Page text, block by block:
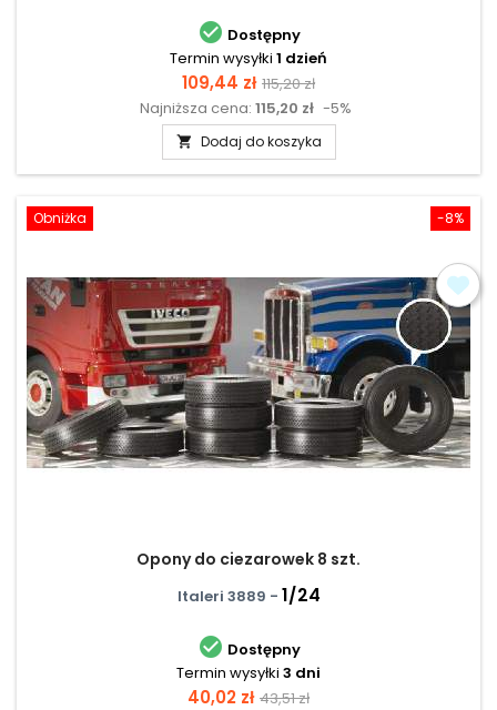
 Dostępny
Termin wysyłki 1 dzień
Cena
109,44 zł Cena
podstawowa
115,20 zł
Najniższa cena: 115,20 zł -5%
 Dodaj do koszyka
-8%
Obniżka
Opony do ciezarowek 8 szt.
Italeri 3889 - 1/24
 Dostępny
Termin wysyłki 3 dni
Cena
40,02 zł Cena
43,51 zł